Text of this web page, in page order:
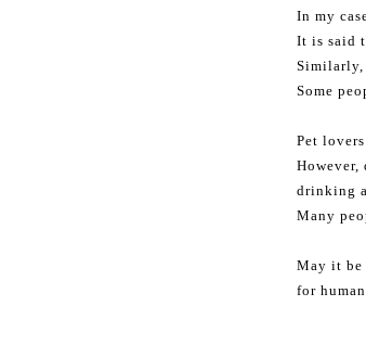
In my
It is said
Similarly,
Some
Pet
drinking
Many
May it be
for